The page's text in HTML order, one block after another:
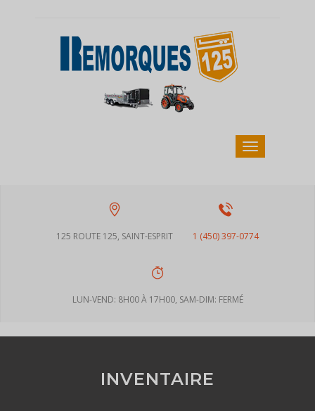
125 ROUTE 125, SAINT-ESPRIT 1 (450) 397-0774
LUN-VEND: 8H00 À 17H00, SAM-DIM: FERMÉ
INVENTAIRE